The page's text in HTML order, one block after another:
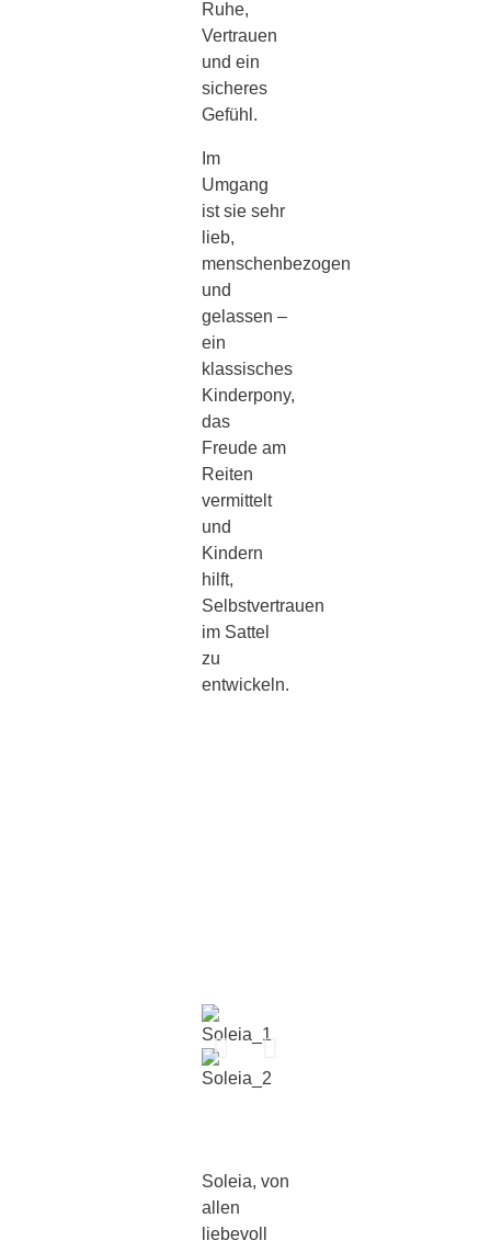
Ruhe,
Vertrauen
und ein
sicheres
Gefühl.
Im
Umgang
ist sie sehr
lieb,
menschenbezogen
und
gelassen –
ein
klassisches
Kinderpony,
das
Freude am
Reiten
vermittelt
und
Kindern
hilft,
Selbstvertrauen
im Sattel
zu
entwickeln.
Soleia, von
allen
liebevoll